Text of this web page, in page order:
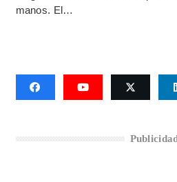
manos. El…